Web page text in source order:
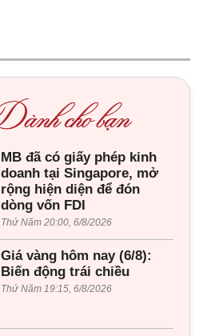
MB đã có giấy phép kinh
doanh tại Singapore, mở
rộng hiện diện để đón
dòng vốn FDI
Thứ Năm 20:00, 6/8/2026
Giá vàng hôm nay (6/8):
Biến động trái chiều
Thứ Năm 19:15, 6/8/2026